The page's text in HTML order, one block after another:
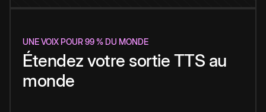
UNE VOIX POUR 99 % DU MONDE
Étendez votre sortie TTS au
monde